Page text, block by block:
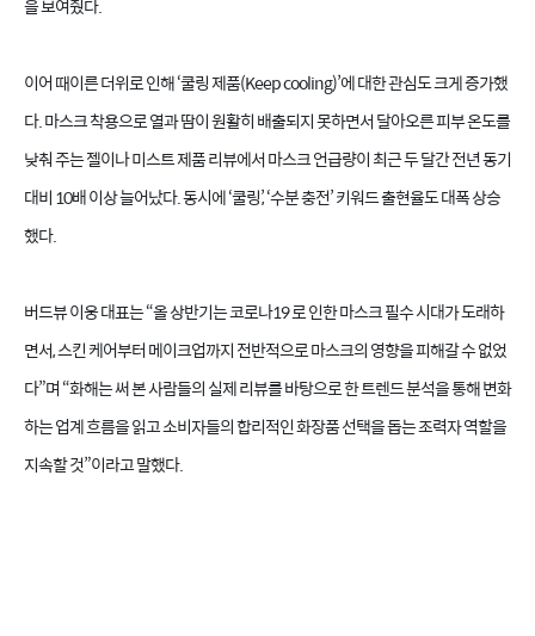
을 보여줬다.
이어 때이른 더위로 인해 ‘쿨링 제품(Keep cooling)’에 대한 관심도 크게 증가했
다. 마스크 착용으로 열과 땀이 원활히 배출되지 못하면서 달아오른 피부 온도를
낮춰 주는 젤이나 미스트 제품 리뷰에서 마스크 언급량이 최근 두 달간 전년 동기
대비 10배 이상 늘어났다. 동시에 ‘쿨링’, ‘수분 충전’ 키워드 출현율도 대폭 상승
했다.
버드뷰 이웅 대표는 “올 상반기는 코로나19 로 인한 마스크 필수 시대가 도래하
면서, 스킨 케어부터 메이크업까지 전반적으로 마스크의 영향을 피해갈 수 없었
다”며 “화해는 써 본 사람들의 실제 리뷰를 바탕으로 한 트렌드 분석을 통해 변화
하는 업계 흐름을 읽고 소비자들의 합리적인 화장품 선택을 돕는 조력자 역할을
지속할 것”이라고 말했다.